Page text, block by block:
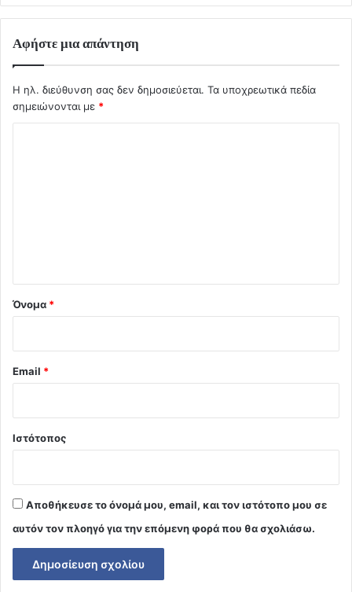
Αφήστε μια απάντηση
Η ηλ. διεύθυνση σας δεν δημοσιεύεται. Τα υποχρεωτικά πεδία
σημειώνονται με *
Όνομα *
Email *
Ιστότοπος
Αποθήκευσε το όνομά μου, email, και τον ιστότοπο μου σε
αυτόν τον πλοηγό για την επόμενη φορά που θα σχολιάσω.